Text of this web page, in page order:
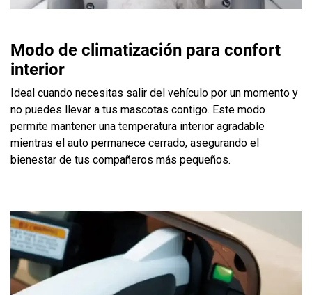
Modo de climatización para confort
interior
Ideal cuando necesitas salir del vehículo por un momento y
no puedes llevar a tus mascotas contigo. Este modo
permite mantener una temperatura interior agradable
mientras el auto permanece cerrado, asegurando el
bienestar de tus compañeros más pequeños.